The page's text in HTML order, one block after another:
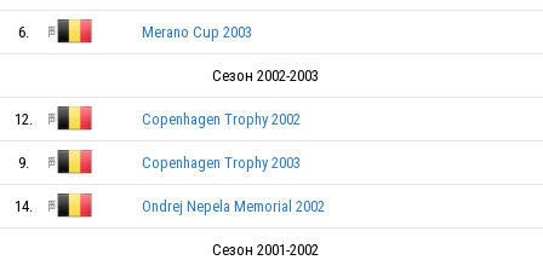
6. Merano Cup 2003
Сезон 2002-2003
12. Copenhagen Trophy 2002
9. Copenhagen Trophy 2003
14. Ondrej Nepela Memorial 2002
Сезон 2001-2002